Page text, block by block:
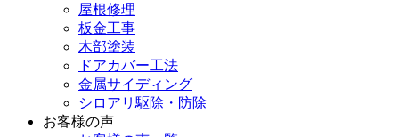
屋根修理
板金工事
木部塗装
ドアカバー工法
金属サイディング
シロアリ駆除・防除
お客様の声